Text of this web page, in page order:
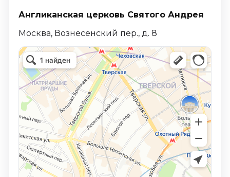
Англиканская церковь Святого Андрея
Москва, Вознесенский пер., д. 8